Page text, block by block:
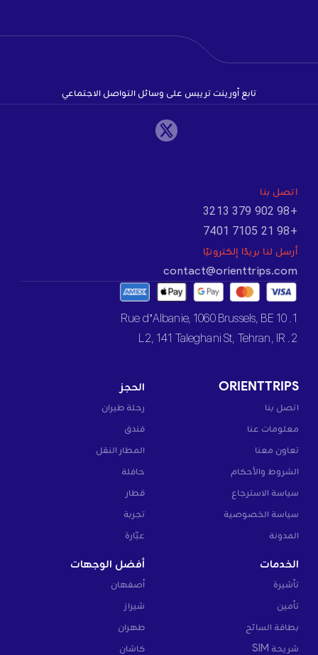
تابع أورينت تريبس على وسائل التواصل الاجتماعي
اتصل بنا
+98 902 379 3213
+98 21 7105 7401
أرسل لنا بريدًا إلكترونيًا
contact@orienttrips.com
1. 10 Rue d’Albanie, 1060 Brussels, BE
2. L2, 141 Taleghani St, Tehran, IR
ORIENTTRIPS
اتصل بنا
معلومات عنا
تعاون معنا
الشروط والأحكام
سياسة الاسترجاع
سياسة الخصوصية
المدونة
الحجز
رحلة طيران
فندق
المطار النقل
حافلة
قطار
تجربة
عبّارة
الخدمات
تأشيرة
تأمين
بطاقة السائح
شريحة SIM
أفضل الوجهات
أصفهان
شيراز
طهران
كاشان